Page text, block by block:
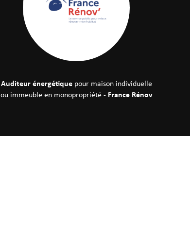
Auditeur énergétique pour maison individuelle
ou immeuble en monopropriété - France Rénov